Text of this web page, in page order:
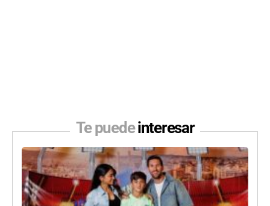
Te puedeinteresar